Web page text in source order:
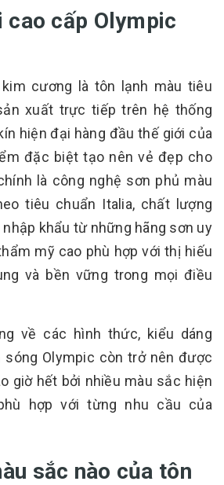
cao cấp Olympic
cương là tôn lạnh màu tiêu
xuất trực tiếp trên hệ thống
hiện đại hàng đầu thế giới của
đặc biệt tạo nên vẻ đẹp cho
là công nghệ sơn phủ màu
tiêu chuẩn Italia, chất lượng
khẩu từ những hãng sơn uy
mỹ cao phù hợp với thị hiếu
và bền vững trong mọi điều
về các hình thức, kiểu dáng
sóng Olympic còn trở nên được
giờ hết bởi nhiều màu sắc hiện
hợp với từng nhu cầu của
sắc nào của tôn